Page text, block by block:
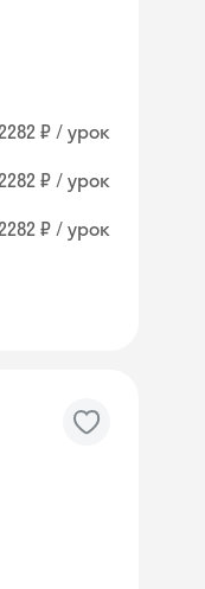
₽ / урок
₽ / урок
₽ / урок